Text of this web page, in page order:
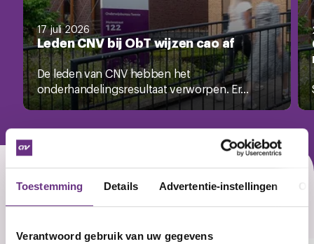
Toestemming Details Advertentie-instellingen
Verantwoord gebruik van uw gegevens
17 juli 2026
Leden CNV bij ObT wijzen cao af
De leden van CNV hebben het
onderhandelingsresultaat verworpen. Er...
Actueel over cao ObT